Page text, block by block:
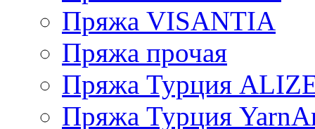
Пряжа VISANTIA
Пряжа прочая
Пряжа Турция
Пряжа Турция